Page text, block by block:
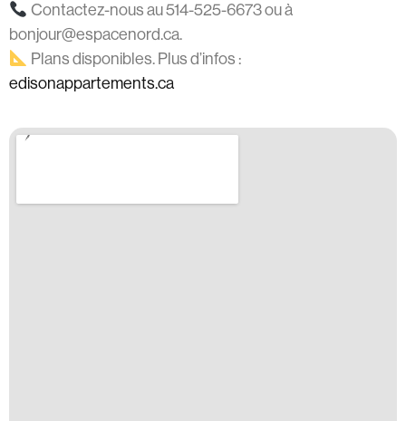
Contactez-nous au 514-525-6673 ou à
bonjour@espacenord.ca.
Plans disponibles. Plus d’infos :
edisonappartements.ca